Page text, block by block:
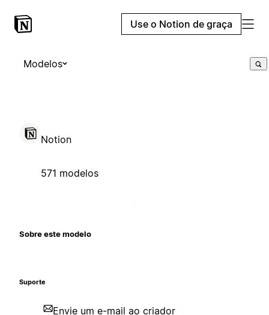
Use o Notion de graça
Modelos
Notion
571 modelos
Sobre este modelo
Suporte
Envie um e-mail ao criador